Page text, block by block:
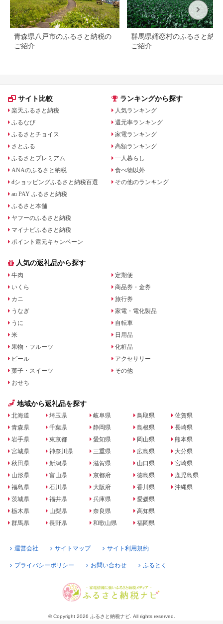
青森県八戸市のふるさと納税の
ご紹介
群馬県嬬恋村のふるさと納税
ご紹介
サイト比較
楽天ふるさと納税
ふるなび
ふるさとチョイス
さとふる
ふるさとプレミアム
ANAのふるさと納税
dショッピングふるさと納税百選
au PAY ふるさと納税
ふるさと本舗
ヤフーのふるさと納税
マイナビふるさと納税
ポイント還元キャンペーン
ランキングから探す
人気ランキング
還元率ランキング
家電ランキング
高額ランキング
一人暮らし
食べ物以外
その他のランキング
人気の返礼品から探す
牛肉
いくら
カニ
うなぎ
うに
米
果物・フルーツ
ビール
菓子・スイーツ
おせち
定期便
商品券・金券
旅行券
家電・電化製品
自転車
日用品
化粧品
アクセサリー
その他
地域から返礼品を探す
北海道
青森県
岩手県
宮城県
秋田県
山形県
福島県
茨城県
栃木県
群馬県
埼玉県
千葉県
東京都
神奈川県
新潟県
富山県
石川県
福井県
山梨県
長野県
岐阜県
静岡県
愛知県
三重県
滋賀県
京都府
大阪府
兵庫県
奈良県
和歌山県
鳥取県
島根県
岡山県
広島県
山口県
徳島県
香川県
愛媛県
高知県
福岡県
佐賀県
長崎県
熊本県
大分県
宮崎県
鹿児島県
沖縄県
運営会社 サイトマップ サイト利用規約
プライバシーポリシー お問い合わせ ふるとく
© Copyright 2026 ふるさと納税ナビ. All rights reserved.